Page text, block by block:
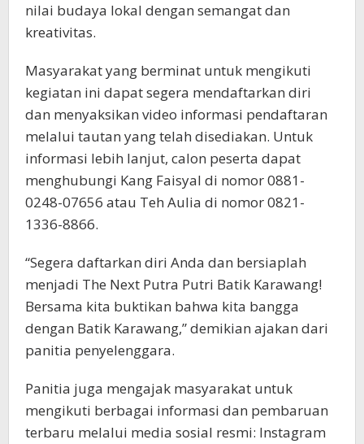
nilai budaya lokal dengan semangat dan
kreativitas.
Masyarakat yang berminat untuk mengikuti
kegiatan ini dapat segera mendaftarkan diri
dan menyaksikan video informasi pendaftaran
melalui tautan yang telah disediakan. Untuk
informasi lebih lanjut, calon peserta dapat
menghubungi Kang Faisyal di nomor 0881-
0248-07656 atau Teh Aulia di nomor 0821-
1336-8866.
“Segera daftarkan diri Anda dan bersiaplah
menjadi The Next Putra Putri Batik Karawang!
Bersama kita buktikan bahwa kita bangga
dengan Batik Karawang,” demikian ajakan dari
panitia penyelenggara.
Panitia juga mengajak masyarakat untuk
mengikuti berbagai informasi dan pembaruan
terbaru melalui media sosial resmi: Instagram